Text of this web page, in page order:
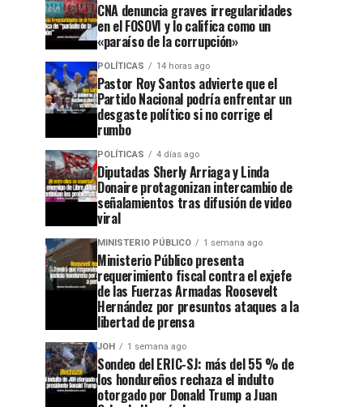
CNA denuncia graves irregularidades
en el FOSOVI y lo califica como un
«paraíso de la corrupción»
POLÍTICAS 14 horas ago
Pastor Roy Santos advierte que el
Partido Nacional podría enfrentar un
desgaste político si no corrige el
rumbo
POLÍTICAS 4 días ago
Diputadas Sherly Arriaga y Linda
Donaire protagonizan intercambio de
señalamientos tras difusión de video
viral
MINISTERIO PÚBLICO 1 semana ago
Ministerio Público presenta
requerimiento fiscal contra el exjefe
de las Fuerzas Armadas Roosevelt
Hernández por presuntos ataques a la
libertad de prensa
JOH 1 semana ago
Sondeo del ERIC-SJ: más del 55 % de
los hondureños rechaza el indulto
otorgado por Donald Trump a Juan